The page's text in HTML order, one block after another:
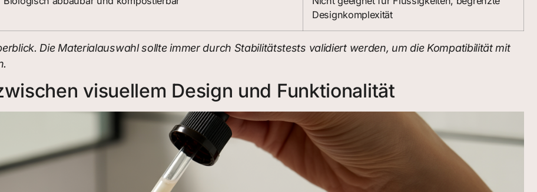
Designkomplexität
Die Materialauswahl sollte immer durch Stabilitätstests validiert werden, um die Kompatibilität mit
visuellem Design und Funktionalität